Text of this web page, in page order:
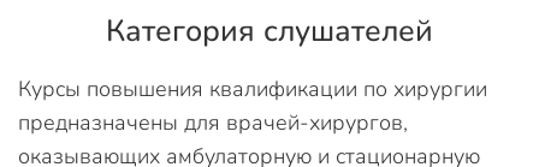
Категория слушателей
Курсы повышения квалификации по хирургии
предназначены для врачей-хирургов,
оказывающих амбулаторную и стационарную